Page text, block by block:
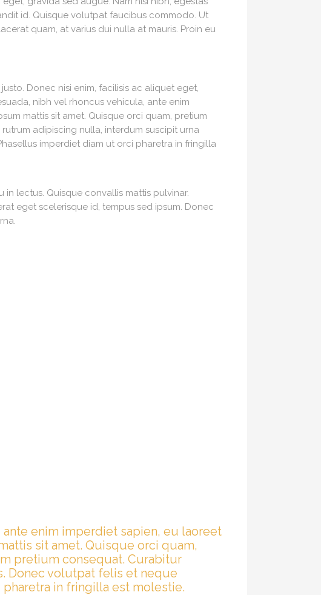
id. Quisque volutpat faucibus commodo. Ut
quam, at varius dui nulla at mauris. Proin eu
Donec nisi enim, facilisis ac aliquet eget,
nibh vel rhoncus vehicula, ante enim
mattis sit amet. Quisque orci quam, pretium
adipiscing nulla, interdum suscipit urna
imperdiet diam ut orci pharetra in fringilla
lectus. Quisque convallis mattis pulvinar.
eget scelerisque id, tempus sed ipsum. Donec
enim imperdiet sapien, eu laoreet
sit amet. Quisque orci quam,
pretium consequat. Curabitur
Donec volutpat felis et neque
in fringilla est molestie.